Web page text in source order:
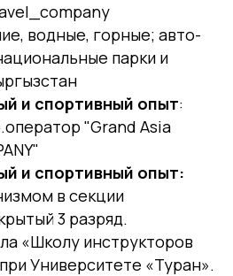
водные, горные; авто-
парки и
и спортивный опыт:
"Grand Asia
и спортивный опыт:
в секции
3 разряд.
«Школу инструкторов
Университете «Туран».